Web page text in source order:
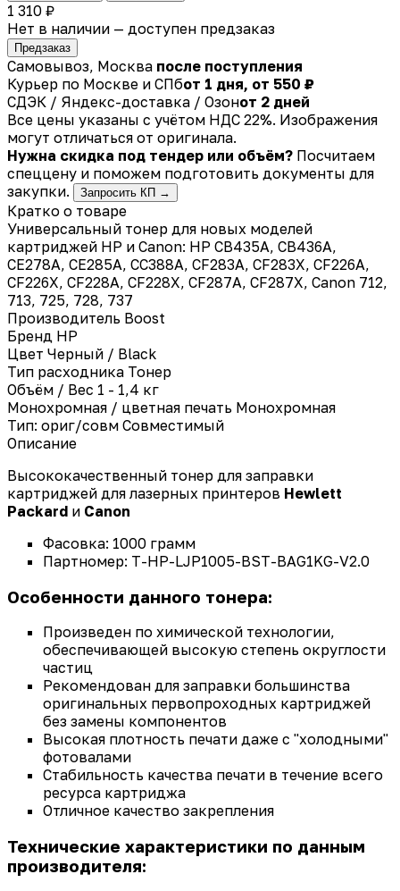
1 310 ₽
Нет в наличии — доступен предзаказ
Предзаказ
Самовывоз, Москва после поступления
Курьер по Москве и СПбот 1 дня, от 550 ₽
СДЭК / Яндекс-доставка / Озонот 2 дней
Все цены указаны с учётом НДС 22%. Изображения
могут отличаться от оригинала.
Нужна скидка под тендер или объём? Посчитаем
спеццену и поможем подготовить документы для
закупки.
Запросить КП →
Кратко о товаре
Универсальный тонер для новых моделей
картриджей HP и Canon: HP CB435A, CB436A,
CE278A, CE285A, CC388A, CF283A, CF283X, CF226A,
CF226X, CF228A, CF228X, CF287A, CF287X, Canon 712,
713, 725, 728, 737
Производитель Boost
Бренд HP
Цвет Черный / Black
Тип расходника Тонер
Объём / Вес 1 - 1,4 кг
Монохромная / цветная печать Монохромная
Тип: ориг/совм Совместимый
Описание
Высококачественный тонер для заправки
картриджей для лазерных принтеров Hewlett
Packard и Canon
Фасовка: 1000 грамм
Партномер: T-HP-LJP1005-BST-BAG1KG-V2.0
Особенности данного тонера:
Произведен по химической технологии,
обеспечивающей высокую степень округлости
частиц
Рекомендован для заправки большинства
оригинальных первопроходных картриджей
без замены компонентов
Высокая плотность печати даже с "холодными"
фотовалами
Стабильность качества печати в течение всего
ресурса картриджа
Отличное качество закрепления
Технические характеристики по данным
производителя: